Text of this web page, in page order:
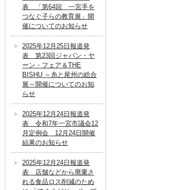
表 「第64回 一宮手を
つなぐ子らの教育展」開
催についてのお知らせ
2025年12月25日報道発
表 第23回ジャパン・ヤ
ーン・フェア＆THE
BISHU ～糸と尾州の総合
展～開催についてのお知
らせ
2025年12月24日報道発
表 令和7年一宮市議会12
月定例会 12月24日開催
結果のお知らせ
2025年12月24日報道発
表 店舗などから廃棄さ
れる食品ロス削減のため